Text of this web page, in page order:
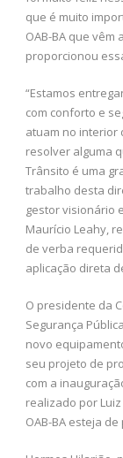
que é muito
OAB-BA que
proporcionou
“Estamos
com conforto e
atuam no interior
resolver alguma
Trânsito é uma
trabalho desta
gestor visionário
Maurício Leahy,
de verba
aplicação direta
O presidente da
Segurança
novo
seu projeto de
com a
realizado por
OAB-BA esteja